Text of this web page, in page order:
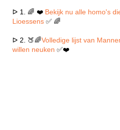
ᐅ 1. 🌈 ❤️ Bekijk nu alle homo's
Lioessens ✅ 🌈
ᐅ 2. 🍑🌈Volledige lijst van
willen neuken ✅❤️